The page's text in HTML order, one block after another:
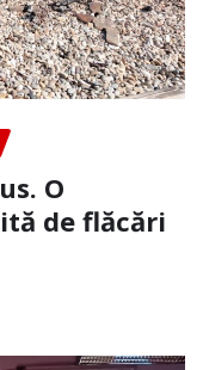
O
de flăcări